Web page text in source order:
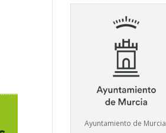
Ayuntamiento de Murcia